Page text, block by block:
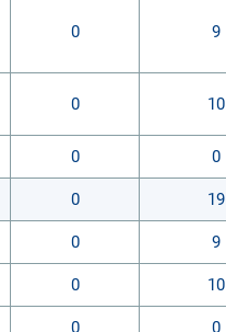
0 9
0 10
0 0
0 19
0 9
0 10
0 0